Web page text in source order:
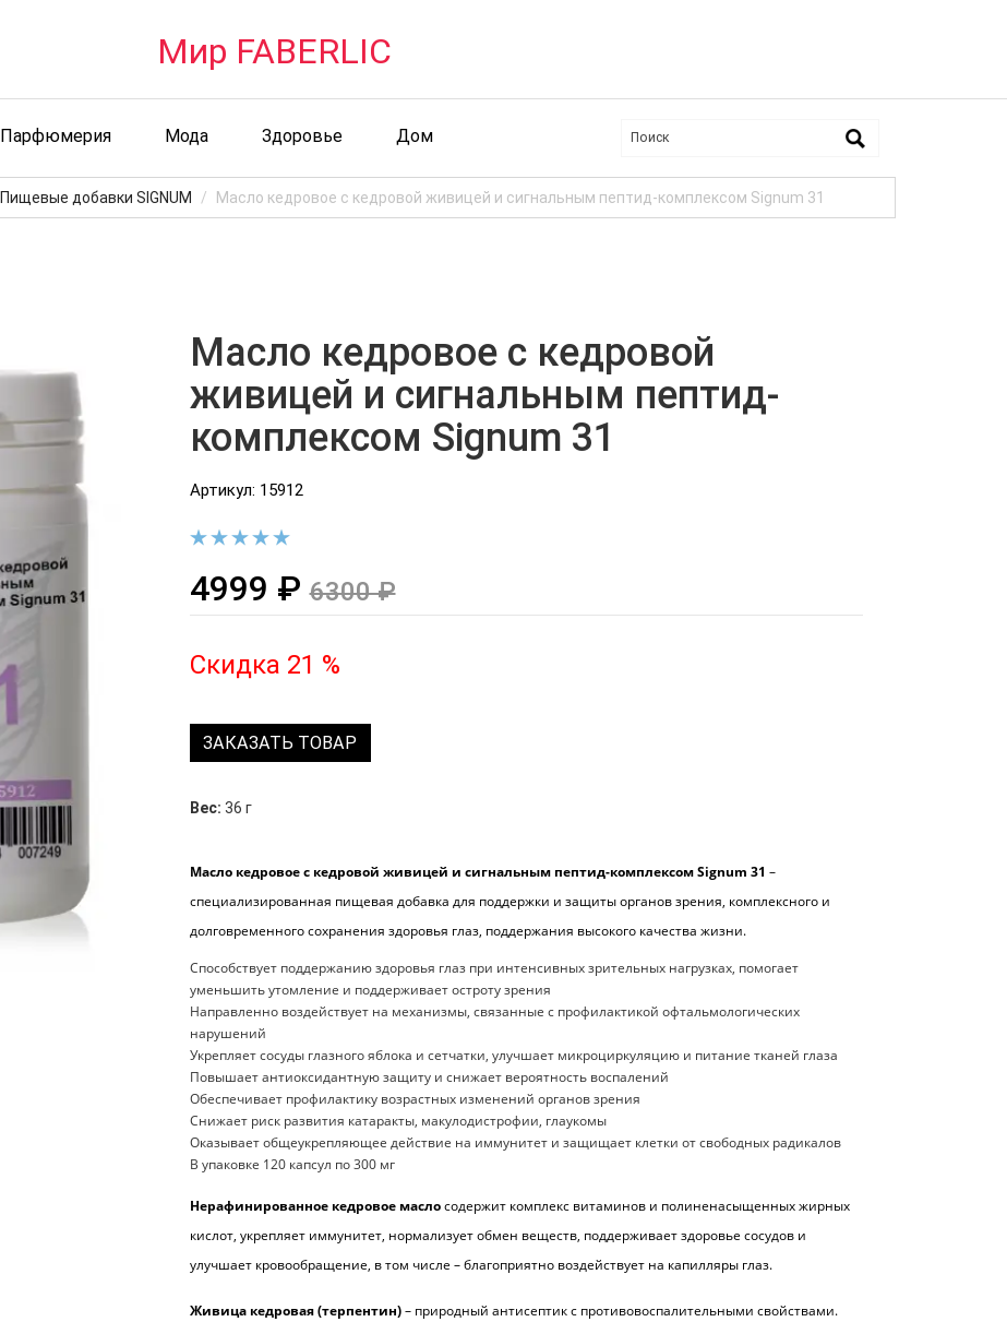
Мир FABERLIC
Парфюмерия Мода Здоровье Дом
Пищевые добавки SIGNUM Мaсло кедровое с кедровой живицей и сигнальным пептид-комплексом Signum 31
Мaсло кедровое с кедровой
живицей и сигнальным пептид-
комплексом Signum 31
Артикул: 15912
4999 ₽6300 ₽
Скидка 21 %
ЗАКАЗАТЬ ТОВАР
Вес: 36 г
Мaсло кедровое с кедровой живицей и сигнальным пептид-комплексом Signum 31 –
специализированная пищевая добавка для поддержки и защиты органов зрения, комплексного и
долговременного сохранения здоровья глаз, поддержания высокого качества жизни.
Способствует поддержанию здоровья глаз при интенсивных зрительных нагрузках, помогает
уменьшить утомление и поддерживает остроту зрения
Направленно воздействует на механизмы, связанные с профилактикой офтальмологических
нарушений
Укрепляет сосуды глазного яблока и сетчатки, улучшает микроциркуляцию и питание тканей глаза
Повышает антиоксидантную защиту и снижает вероятность воспалений
Обеспечивает профилактику возрастных изменений органов зрения
Снижает риск развития катаракты, макулодистрофии, глаукомы
Оказывает общеукрепляющее действие на иммунитет и защищает клетки от свободных радикалов
В упаковке 120 капсул по 300 мг
Нерафинированное кедровое маслосодержит комплекс витаминов и полиненасыщенных жирных
кислот, укрепляет иммунитет, нормализует обмен веществ, поддерживает здоровье сосудов и
улучшает кровообращение, в том числе – благоприятно воздействует на капилляры глаз.
Живица кедровая (терпентин)– природный антисептик с противовоспалительными свойствами.